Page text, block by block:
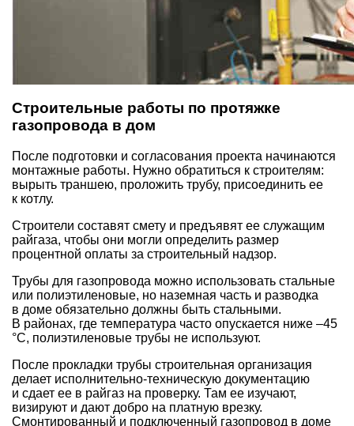
Строительные работы по протяжке
газопровода в дом
После подготовки и согласования проекта начинаются
монтажные работы. Нужно обратиться к строителям:
вырыть траншею, проложить трубу, присоединить ее
к котлу.
Строители составят смету и предъявят ее служащим
райгаза, чтобы они могли определить размер
процентной оплаты за строительный надзор.
Трубы для газопровода можно использовать стальные
или полиэтиленовые, но наземная часть и разводка
в доме обязательно должны быть стальными.
В районах, где температура часто опускается ниже –45
°С, полиэтиленовые трубы не используют.
После прокладки трубы строительная организация
делает исполнительно-техническую документацию
и сдает ее в райгаз на проверку. Там ее изучают,
визируют и дают добро на платную врезку.
Смонтированный и подключенный газопровод в доме